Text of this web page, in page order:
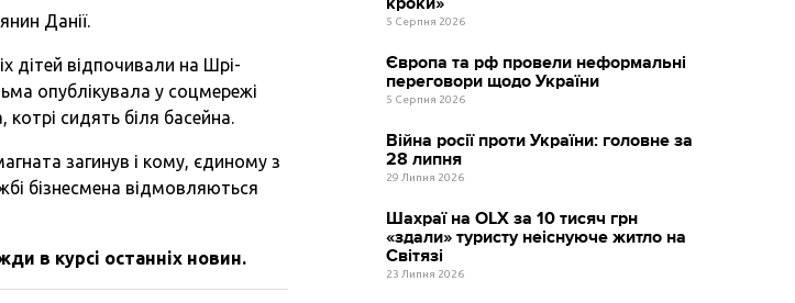
Данії.
дітей відпочивали на Шрі-
опублікувала у соцмережі
котрі сидять біля басейна.
загинув і кому, єдиному з
бізнесмена відмовляються
в курсі останніх новин.
5 Серпня 2026
Європа та рф провели неформальні
переговори щодо України
5 Серпня 2026
Війна росії проти України: головне за
28 липня
29 Липня 2026
Шахраї на OLX за 10 тисяч грн
«здали» туристу неіснуюче житло на
Світязі
23 Липня 2026